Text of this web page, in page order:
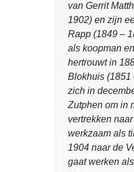
van Gerrit
1902) en zijn
Rapp (1849 –
als koopman
hertrouwt in
Blokhuis (1851
zich in
Zutphen om in
vertrekken
werkzaam als
1904 naar de
gaat werken